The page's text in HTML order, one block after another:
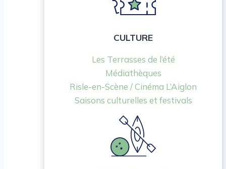
CULTURE
Les Terrasses de l’été
Médiathèques
Risle-en-Scène / Cinéma L’Aiglon
Saisons culturelles et festivals